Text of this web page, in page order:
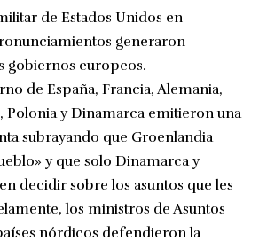
de Estados Unidos en
generaron
gobiernos europeos.
de España, Francia, Alemania,
Polonia y Dinamarca emitieron una
subrayando que Groenlandia
y que solo Dinamarca y
decidir sobre los asuntos que les
los ministros de Asuntos
nórdicos defendieron la